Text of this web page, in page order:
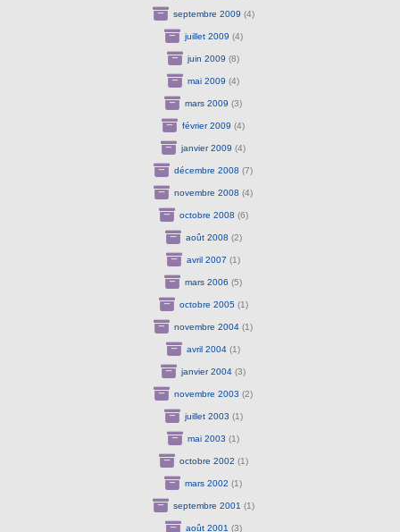
septembre 2009 (4)
juillet 2009 (4)
juin 2009 (8)
mai 2009 (4)
mars 2009 (3)
février 2009 (4)
janvier 2009 (4)
décembre 2008 (7)
novembre 2008 (4)
octobre 2008 (6)
août 2008 (2)
avril 2007 (1)
mars 2006 (5)
octobre 2005 (1)
novembre 2004 (1)
avril 2004 (1)
janvier 2004 (3)
novembre 2003 (2)
juillet 2003 (1)
mai 2003 (1)
octobre 2002 (1)
mars 2002 (1)
septembre 2001 (1)
août 2001 (3)